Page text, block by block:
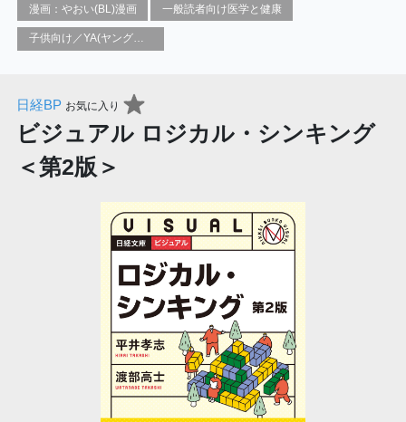
漫画：やおい(BL)漫画 一般読者向け医学と健康
子供向け／YA(ヤングアダルト)向け一般：芸術&芸術家
日経BP お気に入り
ビジュアル ロジカル・シンキング
＜第2版＞